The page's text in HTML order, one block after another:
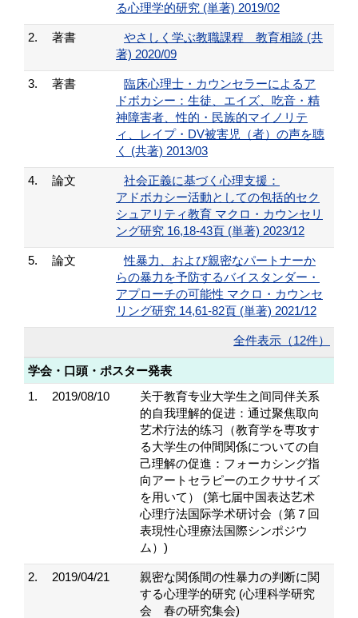
る心理学的研究 (単著) 2019/02
2. 著書
やさしく学ぶ教職課程 教育相談 (共
著) 2020/09
3. 著書
臨床心理士・カウンセラーによるア
ドボカシー：生徒、エイズ、吃音・精
神障害者、性的・民族的マイノリテ
ィ、レイプ・DV被害児（者）の声を聴
く (共著) 2013/03
4. 論文
社会正義に基づく心理支援：
アドボカシー活動としての包括的セク
シュアリティ教育 マクロ・カウンセリ
ング研究 16,18-43頁 (単著) 2023/12
5. 論文
性暴力、および親密なパートナーか
らの暴力を予防するバイスタンダー・
アプローチの可能性 マクロ・カウンセ
リング研究 14,61-82頁 (単著) 2021/12
全件表示（12件）
学会・口頭・ポスター発表
1.
2019/08/10
关于教育专业大学生之间同伴关系
的自我理解的促进： 通过聚焦取向
艺术疗法的练习（教育学を専攻す
る大学生の仲間関係についての自
己理解の促進： フォーカシング指
向アートセラピーのエクササイズ
を用いて） (第七届中国表达艺术
心理疗法国际学术研讨会（第７回
表現性心理療法国際シンポジウ
ム）)
2. 2019/04/21
親密な関係間の性暴力の 判断に関
する心理学的研究 (心理科学研究
会 春の研究集会)